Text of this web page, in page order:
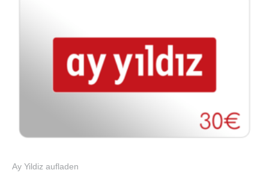
Ay Yildiz aufladen